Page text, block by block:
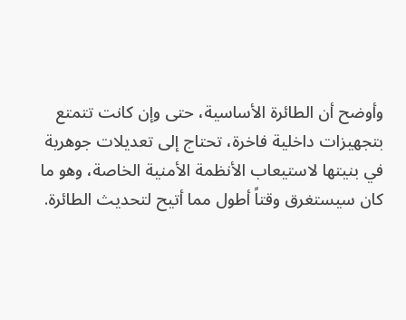
وأوضح أن الطائرة الأساسية، حتى وإن كانت تتمتع
بتجهيزات داخلية فاخرة، تحتاج إلى تعديلات جوهرية
في بنيتها لاستيعاب الأنظمة الأمنية الخاصة، وهو ما
كان سيستغرق وقتاً أطول مما أتيح لتحديث الطائرة.